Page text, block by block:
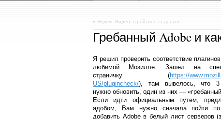
« Яндекс.Видео: в рейтинг за деньги.
Гребанный Adobe и
Я решил проверить соответствие
любимой Мозилле. Зашел на
страничку (https://
US/plugincheck/), там вывелось, что 3
нужно обновить, один из них —
Если идти официальным путем,
адобом, Вам нужно сначала пойти
добавить Adobe в белый лист серверов